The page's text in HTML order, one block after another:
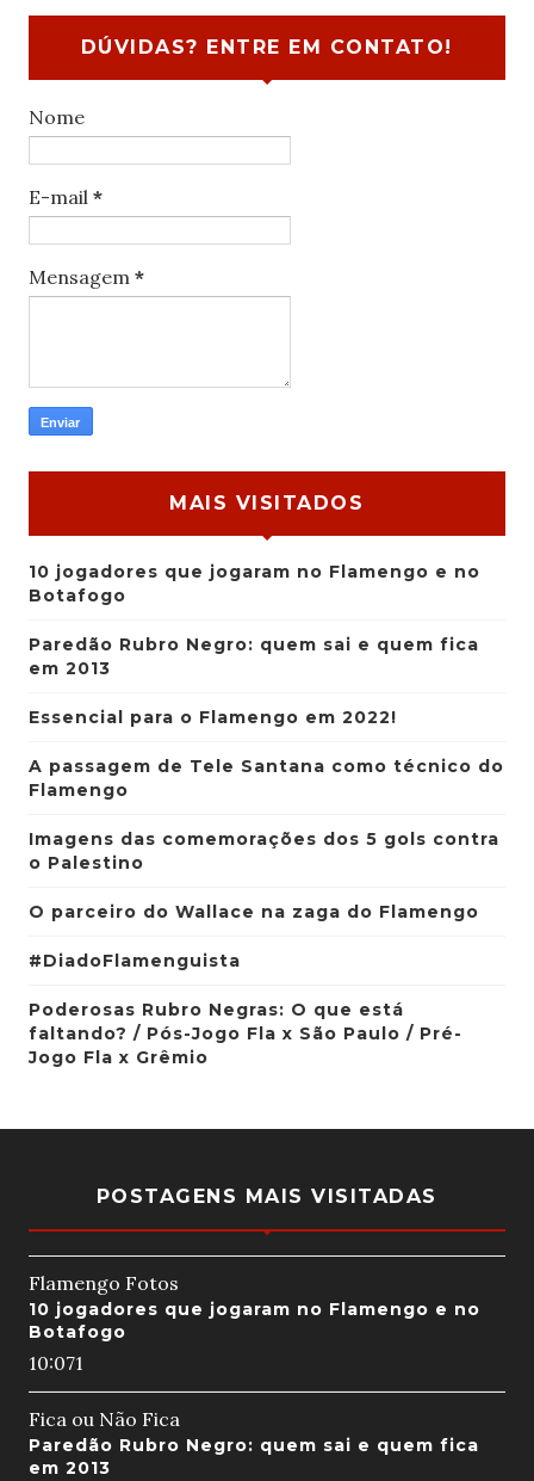
DÚVIDAS? ENTRE EM CONTATO!
Nome
E-mail *
Mensagem *
MAIS VISITADOS
10 jogadores que jogaram no Flamengo e no
Botafogo
Paredão Rubro Negro: quem sai e quem fica
em 2013
Essencial para o Flamengo em 2022!
A passagem de Tele Santana como técnico do
Flamengo
Imagens das comemorações dos 5 gols contra
o Palestino
O parceiro do Wallace na zaga do Flamengo
#DiadoFlamenguista
Poderosas Rubro Negras: O que está
faltando? / Pós-Jogo Fla x São Paulo / Pré-
Jogo Fla x Grêmio
POSTAGENS MAIS VISITADAS
Flamengo Fotos
10 jogadores que jogaram no Flamengo e no
Botafogo
10:071
Fica ou Não Fica
Paredão Rubro Negro: quem sai e quem fica
em 2013